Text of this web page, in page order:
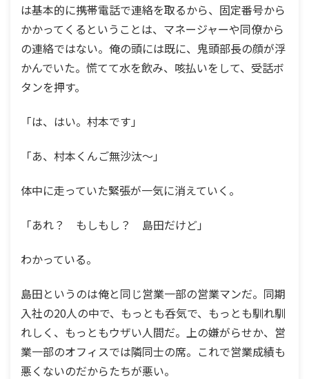
は基本的に携帯電話で連絡を取るから、固定番号から
かかってくるということは、マネージャーや同僚から
の連絡ではない。俺の頭には既に、鬼頭部長の顔が浮
かんでいた。慌てて水を飲み、咳払いをして、受話ボ
タンを押す。
「は、はい。村本です」
「あ、村本くんご無沙汰〜」
体中に走っていた緊張が一気に消えていく。
「あれ？ もしもし？ 島田だけど」
わかっている。
島田というのは俺と同じ営業一部の営業マンだ。同期
入社の20人の中で、もっとも呑気で、もっとも馴れ馴
れしく、もっともウザい人間だ。上の嫌がらせか、営
業一部のオフィスでは隣同士の席。これで営業成績も
悪くないのだからたちが悪い。